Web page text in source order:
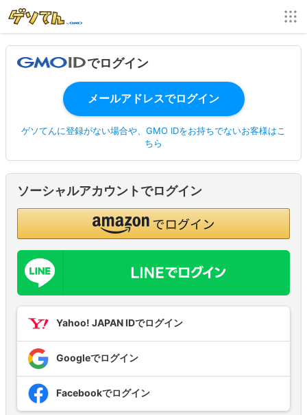
でログイン
ゲソてんに登録がない場合や、GMO IDをお持ちでないお客様はこ
ちら
ソーシャルアカウントでログイン
Yahoo! JAPAN IDでログイン
Googleでログイン
Facebookでログイン